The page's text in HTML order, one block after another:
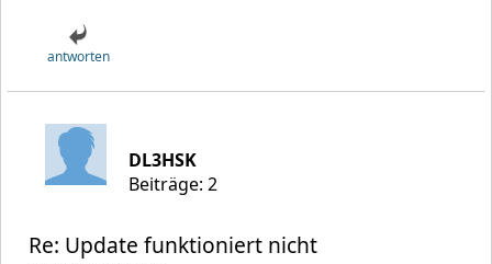
antworten
DL3HSK
Beiträge: 2
Re: Update funktioniert nicht